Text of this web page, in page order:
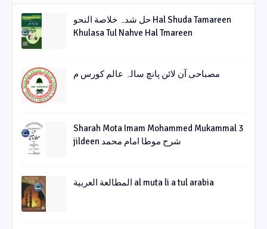
حل شدہ خلاصة النحو Hal Shuda Tamareen
Khulasa Tul Nahve Hal Tmareen
مصباحی آن لائن پانچ سالہ عالم کورس م
Sharah Mota Imam Mohammed Mukammal 3
jildeen شرح موطا امام محمد
المطالعة العربية al muta li a tul arabia